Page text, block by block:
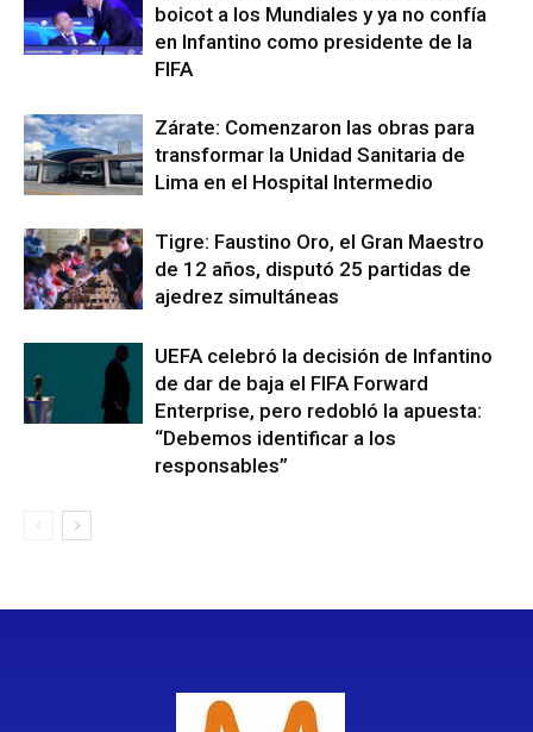
boicot a los Mundiales y ya no confía
en Infantino como presidente de la
FIFA
Zárate: Comenzaron las obras para
transformar la Unidad Sanitaria de
Lima en el Hospital Intermedio
Tigre: Faustino Oro, el Gran Maestro
de 12 años, disputó 25 partidas de
ajedrez simultáneas
UEFA celebró la decisión de Infantino
de dar de baja el FIFA Forward
Enterprise, pero redobló la apuesta:
“Debemos identificar a los
responsables”